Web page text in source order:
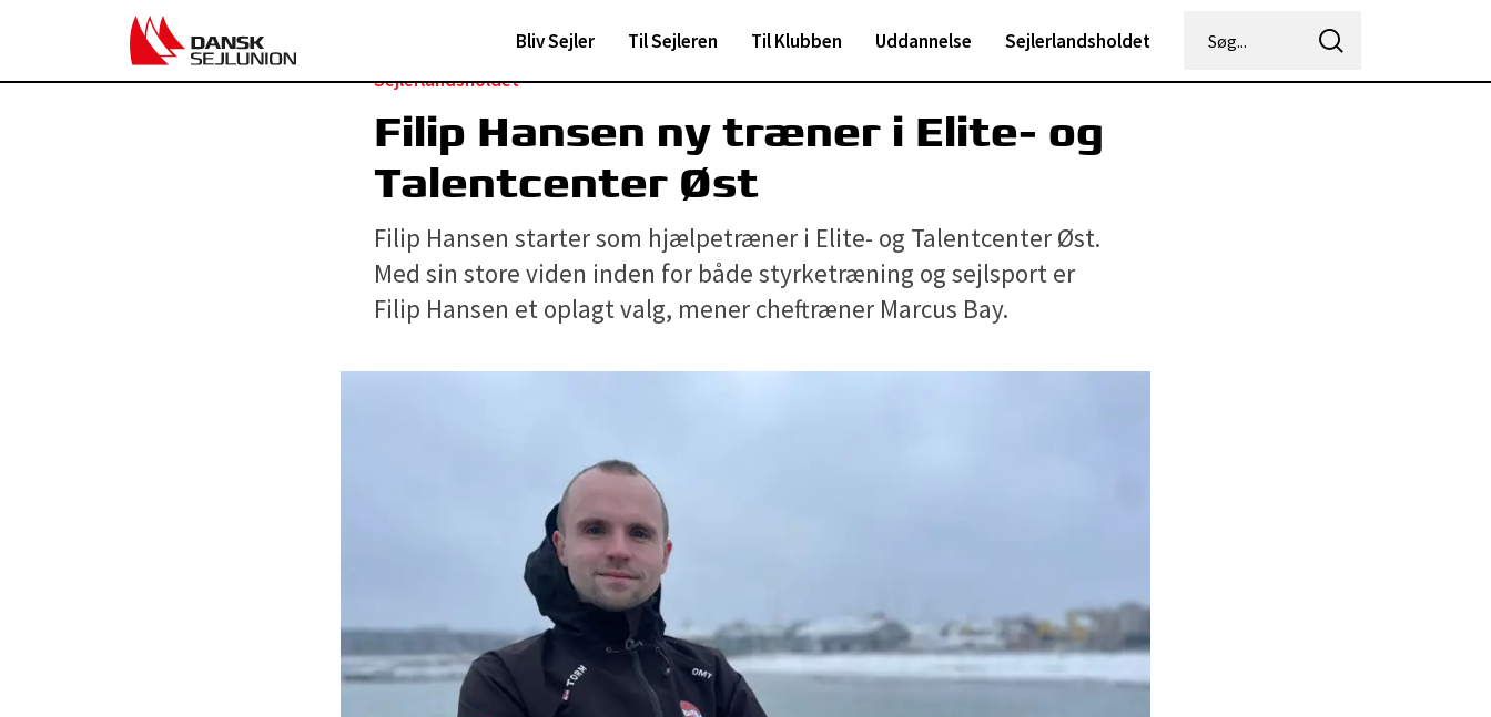
Bliv Sejler Til Sejleren Til Klubben Uddannelse
Sejlerlandsholdet
Sejlerlandsholdet
Filip Hansen ny træner i Elite- og
Talentcenter Øst
Filip Hansen starter som hjælpetræner i Elite- og Talentcenter Øst.
Med sin store viden inden for både styrketræning og sejlsport er
Filip Hansen et oplagt valg, mener cheftræner Marcus Bay.